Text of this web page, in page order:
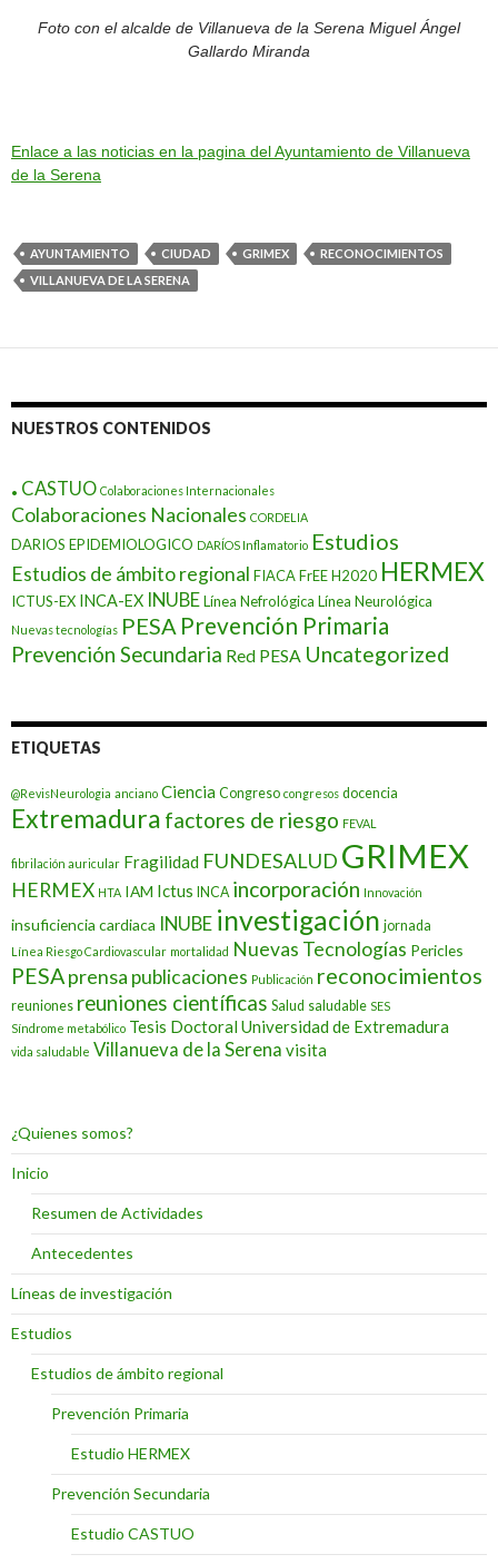
Foto con el alcalde de Villanueva de la Serena Miguel Ángel
Gallardo Miranda
Enlace a las noticias en la pagina del Ayuntamiento de Villanueva
de la Serena
AYUNTAMIENTO CIUDAD GRIMEX
RECONOCIMIENTOS
VILLANUEVA DE LA SERENA
NUESTROS CONTENIDOS
. CASTUO Colaboraciones Internacionales
Colaboraciones Nacionales CORDELIA
DARIOS EPIDEMIOLOGICO DARÍOS Inflamatorio Estudios
Estudios de ámbito regional FIACAFrEEH2020 HERMEX
ICTUS-EX INCA-EX INUBELínea Nefrológica Línea Neurológica
Nuevas tecnologías PESA Prevención Primaria
Prevención Secundaria Red PESA Uncategorized
ETIQUETAS
@RevisNeurologia anciano Ciencia Congreso congresos docencia
Extremadura factores de riesgo FEVAL
fibrilación auricular Fragilidad FUNDESALUD GRIMEX
HERMEX HTA IAM Ictus INCA incorporación Innovación
insuficiencia cardiaca INUBE investigación jornada
Línea Riesgo Cardiovascular mortalidad Nuevas Tecnologías Pericles
PESAprensa publicaciones Publicación reconocimientos
reuniones reuniones científicas Salud saludable SES
Síndrome metabólico Tesis Doctoral Universidad de Extremadura
vida saludable Villanueva de la Serena visita
¿Quienes somos?
Inicio
Resumen de Actividades
Antecedentes
Líneas de investigación
Estudios
Estudios de ámbito regional
Prevención Primaria
Estudio HERMEX
Prevención Secundaria
Estudio CASTUO